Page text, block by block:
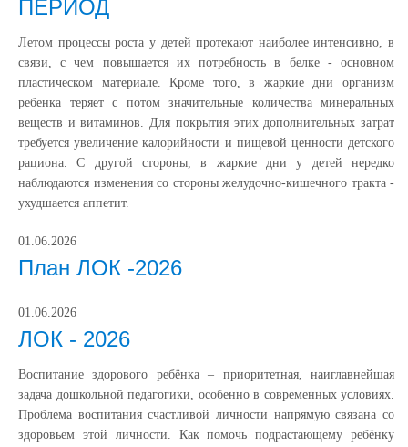
ПЕРИОД
Летом процессы роста у детей протекают наиболее интенсивно, в
связи, с чем повышается их потребность в белке - основном
пластическом материале. Кроме того, в жаркие дни организм
ребенка теряет с потом значительные количества минеральных
веществ и витаминов. Для покрытия этих дополнительных затрат
требуется увеличение калорийности и пищевой ценности детского
рациона. С другой стороны, в жаркие дни у детей нередко
наблюдаются изменения со стороны желудочно-кишечного тракта -
ухудшается аппетит.
01.06.2026
План ЛОК -2026
01.06.2026
ЛОК - 2026
Воспитание здорового ребёнка – приоритетная, наиглавнейшая
задача дошкольной педагогики, особенно в современных условиях.
Проблема воспитания счастливой личности напрямую связана со
здоровьем этой личности. Как помочь подрастающему ребёнку